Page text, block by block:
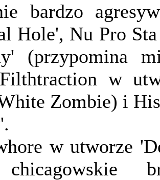
bardzo
Hole', Nu Pro
(przypomina
w
Zombie) i
w utworze